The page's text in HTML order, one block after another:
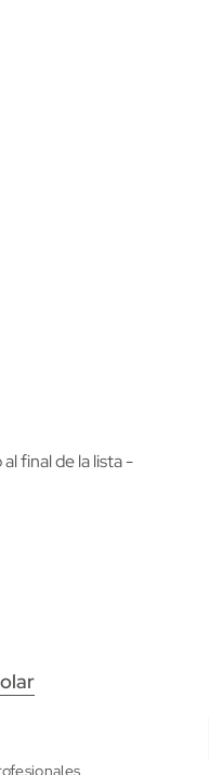
final de la lista -